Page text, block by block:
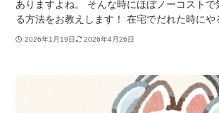
ありますよね。 そんな時にほぼノーコストで
る方法をお教えします！ 在宅でだれた時にや
2026年1月19日 2026年4月26日